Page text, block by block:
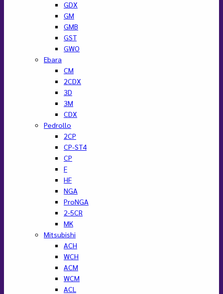
GDX
GM
GMB
GST
GWO
Ebara
CM
2CDX
3D
3M
CDX
Pedrollo
2CP
CP-ST4
CP
F
HF
NGA
ProNGA
2-5CR
MK
Mitsubishi
ACH
WCH
ACM
WCM
ACL